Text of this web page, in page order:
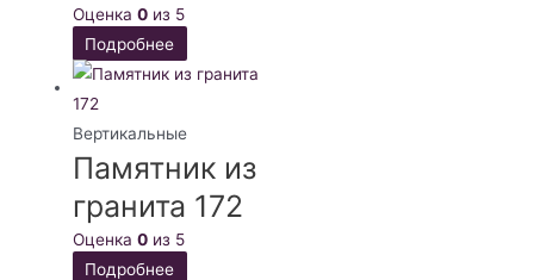
Оценка0 из 5
Подробнее
Вертикальные
Памятник из
гранита 172
Оценка0 из 5
Подробнее